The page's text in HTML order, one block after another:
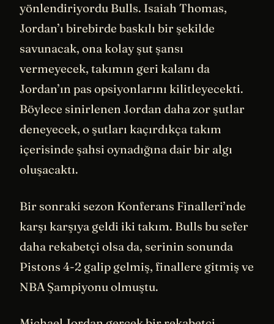
yönlendiriyordu Bulls. Isaiah Thomas,
Jordan’ı birebirde baskılı bir şekilde
savunacak, ona kolay şut şansı
vermeyecek, takımın geri kalanı da
Jordan’ın pas opsiyonlarını kilitleyecekti.
Böylece sinirlenen Jordan daha zor şutlar
deneyecek, o şutları kaçırdıkça takım
içerisinde şahsi oynadığına dair bir algı
oluşacaktı.
Bir sonraki sezon Konferans Finalleri’nde
karşı karşıya geldi iki takım. Bulls bu sefer
daha rekabetçi olsa da, serinin sonunda
Pistons 4-2 galip gelmiş, finallere gitmiş ve
NBA Şampiyonu olmuştu.